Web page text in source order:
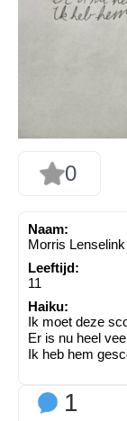
0
Naam:
Morris Lenselink
Leeftijd:
11
Haiku:
Ik moet deze
Er is nu heel
Ik heb hem
1